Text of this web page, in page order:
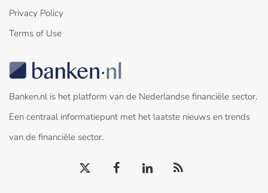
Privacy Policy
Terms of Use
Banken.nl is het platform van de Nederlandse financiële sector.
Een centraal informatiepunt met het laatste nieuws en trends
van de financiële sector.